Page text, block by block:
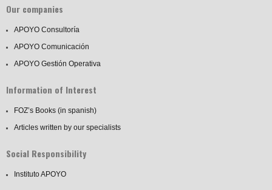
Our companies
APOYO Consultoría
APOYO Comunicación
APOYO Gestión Operativa
Information of Interest
FOZ’s Books (in spanish)
Articles written by our specialists
Social Responsibility
Instituto APOYO